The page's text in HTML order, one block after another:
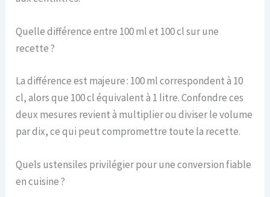
Quelle différence entre 100 ml et 100 cl sur une
recette ?
La différence est majeure : 100 ml correspondent à 10
cl, alors que 100 cl équivalent à 1 litre. Confondre ces
deux mesures revient à multiplier ou diviser le volume
par dix, ce qui peut compromettre toute la recette.
Quels ustensiles privilégier pour une conversion fiable
en cuisine ?